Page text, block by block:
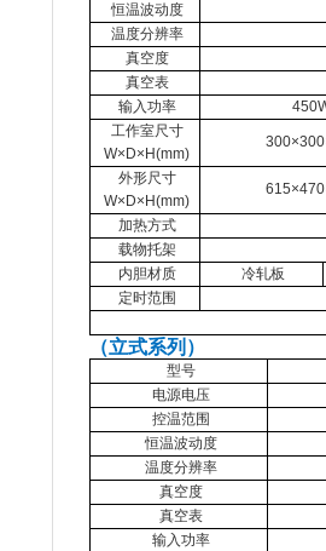
恒温波动度
温度分辨率
真空度
真空表
输入功率
工作室尺寸
W×D×H(mm)
外形尺寸
W×D×H(mm)
加热方式
载物托架
内胆材质
冷轧板
定时范围
（立式系列）
型号
电源电压
控温范围
恒温波动度
温度分辨率
真空度
真空表
输入功率